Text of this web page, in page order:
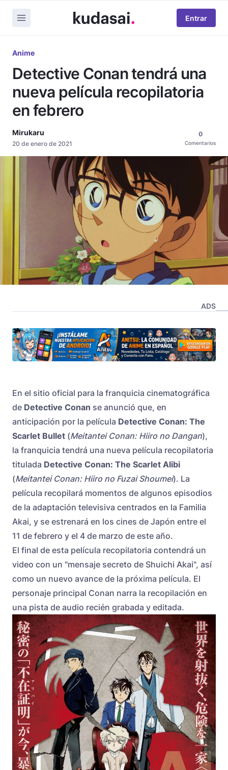
Entrar
Anime
Detective Conan tendrá una
nueva película recopilatoria
en febrero
Mirukaru
20 de enero de 2021
0
Comentarios
ADS
En el sitio oficial para la franquicia cinematográfica
de Detective Conan se anunció que, en
anticipación por la película Detective Conan: The
Scarlet Bullet (Meitantei Conan: Hiiro no Dangan),
la franquicia tendrá una nueva película recopilatoria
titulada Detective Conan: The Scarlet Alibi
(Meitantei Conan: Hiiro no Fuzai Shoumei). La
película recopilará momentos de algunos episodios
de la adaptación televisiva centrados en la Familia
Akai, y se estrenará en los cines de Japón entre el
11 de febrero y el 4 de marzo de este año.
El final de esta película recopilatoria contendrá un
video con un "mensaje secreto de Shuichi Akai", así
como un nuevo avance de la próxima película. El
personaje principal Conan narra la recopilación en
una pista de audio recién grabada y editada.